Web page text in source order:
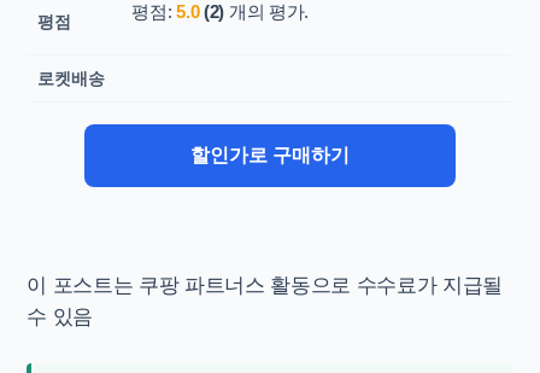
평점 평점:5.0 (2) 개의 평가.
로켓배송
할인가로 구매하기
이 포스트는 쿠팡 파트너스 활동으로 수수료가 지급될
수 있음